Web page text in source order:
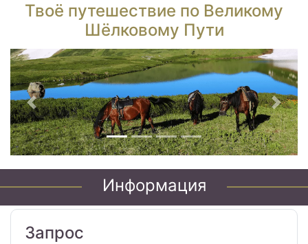
Твоё путешествие по Великому
Шёлковому Пути
Предыдущий
Информация
Запрос